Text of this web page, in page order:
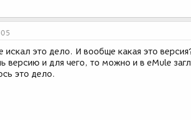
искал это дело. И вообще какая это
версию и для чего, то можно и в eMule
это дело.